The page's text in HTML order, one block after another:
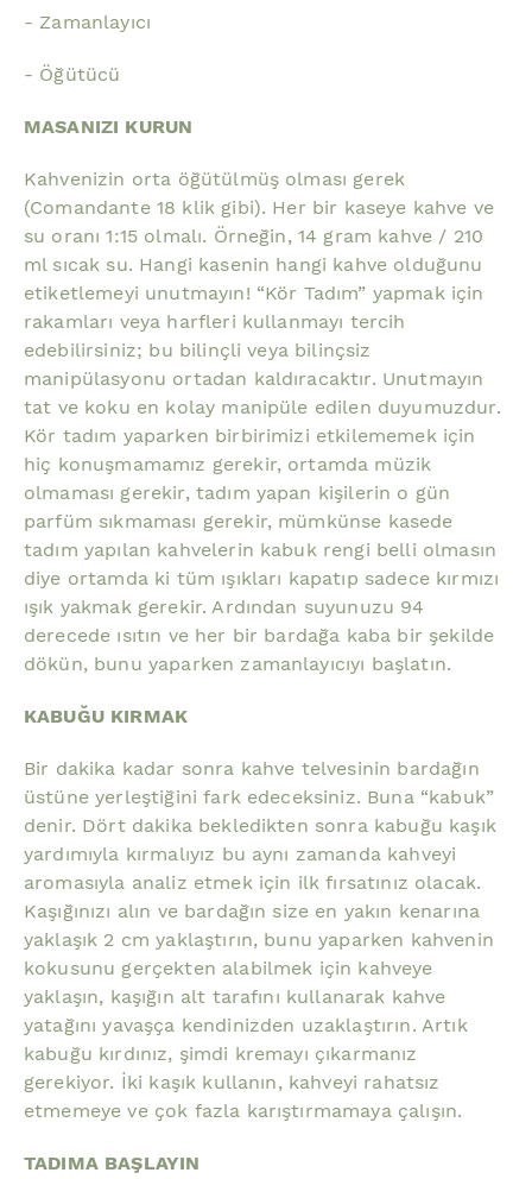
- Zamanlayıcı
- Öğütücü
MASANIZI KURUN
Kahvenizin orta öğütülmüş olması gerek
(Comandante 18 klik gibi). Her bir kaseye kahve ve
su oranı 1:15 olmalı. Örneğin, 14 gram kahve / 210
ml sıcak su. Hangi kasenin hangi kahve olduğunu
etiketlemeyi unutmayın! “Kör Tadım” yapmak için
rakamları veya harfleri kullanmayı tercih
edebilirsiniz; bu bilinçli veya bilinçsiz
manipülasyonu ortadan kaldıracaktır. Unutmayın
tat ve koku en kolay manipüle edilen duyumuzdur.
Kör tadım yaparken birbirimizi etkilememek için
hiç konuşmamamız gerekir, ortamda müzik
olmaması gerekir, tadım yapan kişilerin o gün
parfüm sıkmaması gerekir, mümkünse kasede
tadım yapılan kahvelerin kabuk rengi belli olmasın
diye ortamda ki tüm ışıkları kapatıp sadece kırmızı
ışık yakmak gerekir. Ardından suyunuzu 94
derecede ısıtın ve her bir bardağa kaba bir şekilde
dökün, bunu yaparken zamanlayıcıyı başlatın.
KABUĞU KIRMAK
Bir dakika kadar sonra kahve telvesinin bardağın
üstüne yerleştiğini fark edeceksiniz. Buna “kabuk”
denir. Dört dakika bekledikten sonra kabuğu kaşık
yardımıyla kırmalıyız bu aynı zamanda kahveyi
aromasıyla analiz etmek için ilk fırsatınız olacak.
Kaşığınızı alın ve bardağın size en yakın kenarına
yaklaşık 2 cm yaklaştırın, bunu yaparken kahvenin
kokusunu gerçekten alabilmek için kahveye
yaklaşın, kaşığın alt tarafını kullanarak kahve
yatağını yavaşça kendinizden uzaklaştırın. Artık
kabuğu kırdınız, şimdi kremayı çıkarmanız
gerekiyor. İki kaşık kullanın, kahveyi rahatsız
etmemeye ve çok fazla karıştırmamaya çalışın.
TADIMA BAŞLAYIN